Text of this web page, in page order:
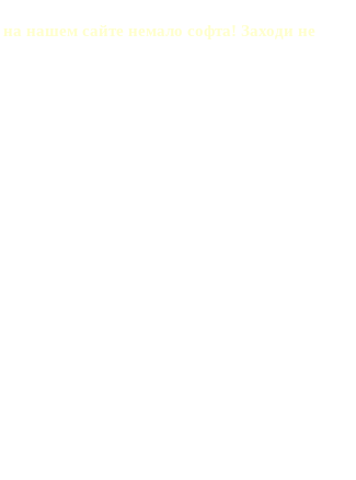
нашем сайте немало софта! Заходи не